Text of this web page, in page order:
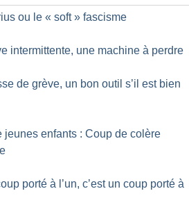
ou le « soft » fascisme
intermittente, une machine à perdre
de grève, un bon outil s’il est bien
jeunes enfants : Coup de colère
porté à l’un, c’est un coup porté à